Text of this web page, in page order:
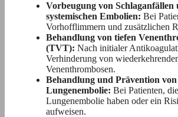
Vorbeugung von Schlaganfällen
systemischen Embolien: Bei
Vorhofflimmern und zusätzlichen
Behandlung von tiefen
(TVT): Nach initialer
Verhinderung von
Venenthrombosen.
Behandlung und Prävention von
Lungenembolie: Bei Patienten,
Lungenembolie haben oder ein
aufweisen.